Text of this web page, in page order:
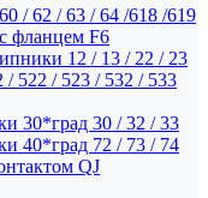
/ 62 / 63 / 64 /618 /619
фланцем F6
12 / 13 / 22 / 23
522 / 523 / 532 / 533
30*град 30 / 32 / 33
40*град 72 / 73 / 74
QJ